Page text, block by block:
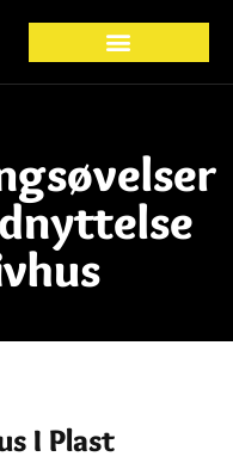
I Plast